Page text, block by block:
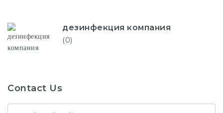
дезинфекция компания
(0)
Contact Us